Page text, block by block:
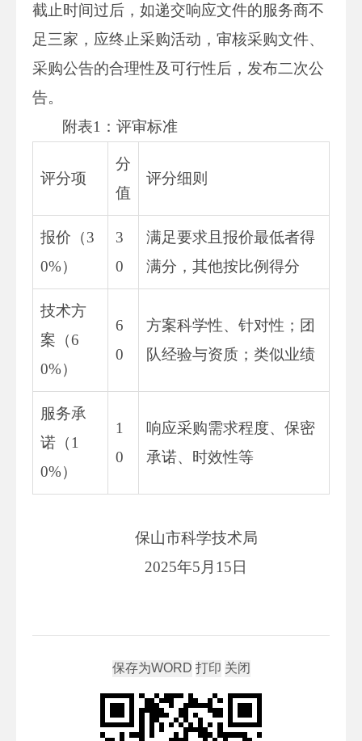
截止时间过后，如递交响应文件的服务商不
足三家，应终止采购活动，审核采购文件、
采购公告的合理性及可行性后，发布二次公
告。
附表1：评审标准
评分项
分
值
评分细则
报价（3
0%）
3
0
满足要求且报价最低者得
满分，其他按比例得分
技术方
案（6
0%）
6
0
方案科学性、针对性；团
队经验与资质；类似业绩
服务承
诺（1
0%）
1
0
响应采购需求程度、保密
承诺、时效性等
保山市科学技术局
2025年5月15日